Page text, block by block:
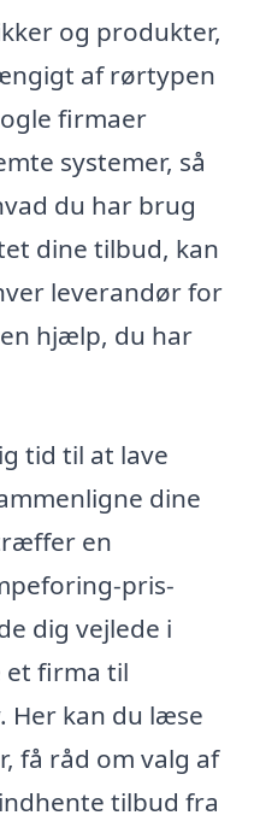
og produkter,
af rørtypen
firmaer
systemer, så
du har brug
dine tilbud, kan
leverandør for
hjælp, du har
tid til at lave
dine
en
pris-
dig vejlede i
et firma til
Her kan du læse
få råd om valg af
tilbud fra